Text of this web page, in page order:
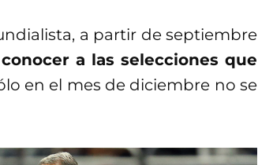
a partir de septiembre
a las selecciones que
en el mes de diciembre no se